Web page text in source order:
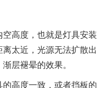
高度，也就是灯具安装
太近，光源无法扩散出
层褪晕的效果。
高度一致，或者挡板的